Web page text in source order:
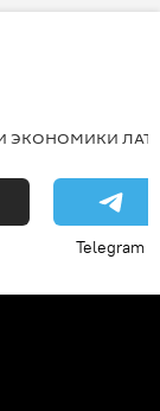
ЭКОНОМИКИ
Telegram